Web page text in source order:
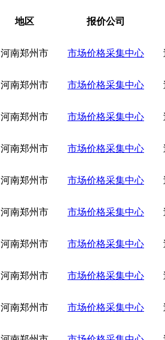
地区 报价公司
河南郑州市 市场价格采集中心
河南郑州市 市场价格采集中心
河南郑州市 市场价格采集中心
河南郑州市 市场价格采集中心
河南郑州市 市场价格采集中心
河南郑州市 市场价格采集中心
河南郑州市 市场价格采集中心
河南郑州市 市场价格采集中心
河南郑州市 市场价格采集中心